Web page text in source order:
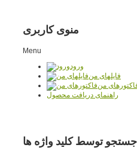
منوی کاربری
Menu
ورود
فایلهای من
من
راهنمای دریافت محصول
جستجو توسط کلید واژه ها